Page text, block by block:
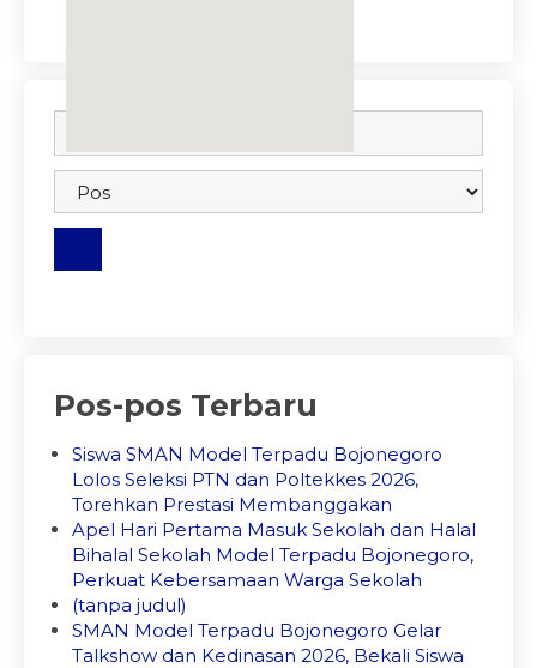
embedgooglemap.net
Pos-pos Terbaru
Siswa SMAN Model Terpadu Bojonegoro
Lolos Seleksi PTN dan Poltekkes 2026,
Torehkan Prestasi Membanggakan
Apel Hari Pertama Masuk Sekolah dan Halal
Bihalal Sekolah Model Terpadu Bojonegoro,
Perkuat Kebersamaan Warga Sekolah
(tanpa judul)
SMAN Model Terpadu Bojonegoro Gelar
Talkshow dan Kedinasan 2026, Bekali Siswa